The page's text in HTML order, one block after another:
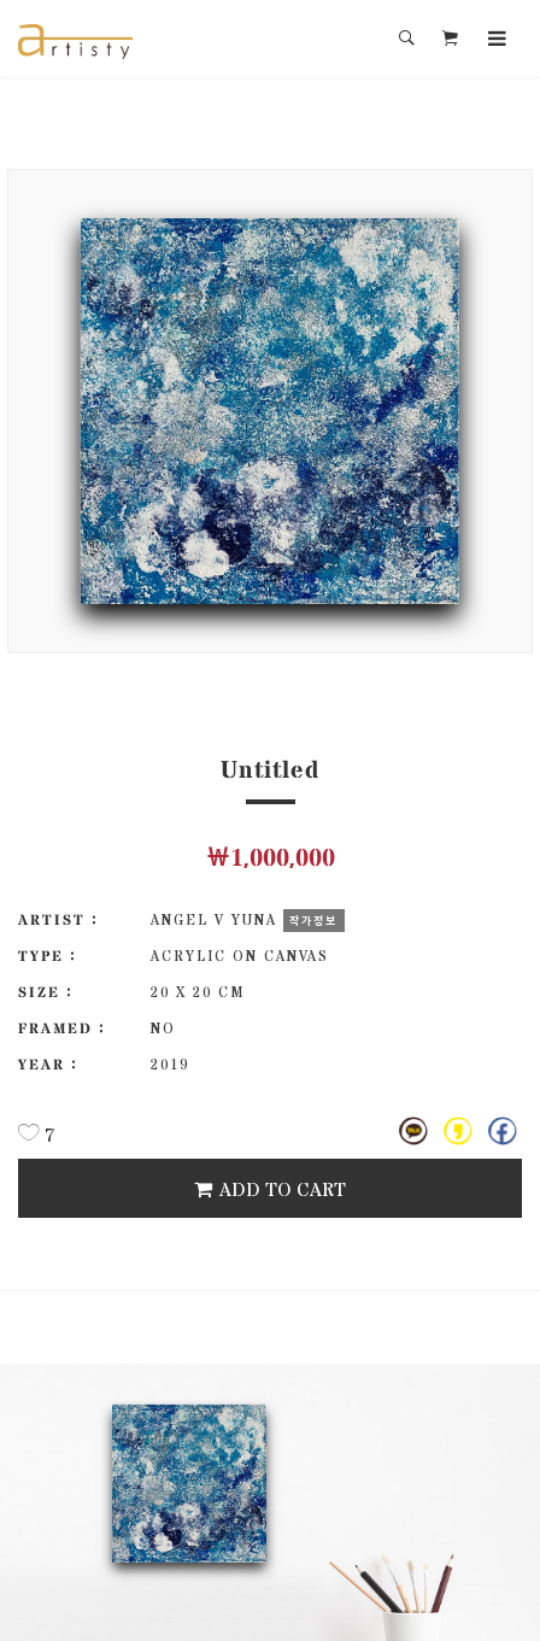
Untitled
￦1,000,000
ARTIST : ANGEL V YUNA 작가정보
TYPE :
ACRYLIC ON CANVAS
SIZE :
20 X 20 CM
FRAMED :
NO
YEAR :
2019
7
ADD TO CART